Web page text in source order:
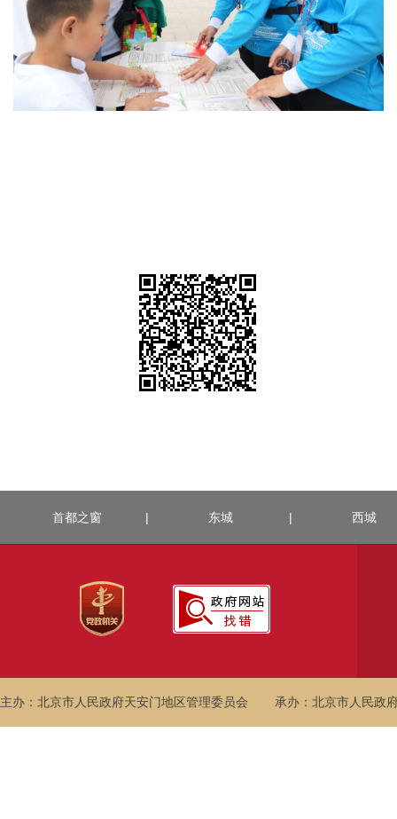
首都之窗 | 东城 | 西城
主办：北京市人民政府天安门地区管理委员会 承办：北京市人民政